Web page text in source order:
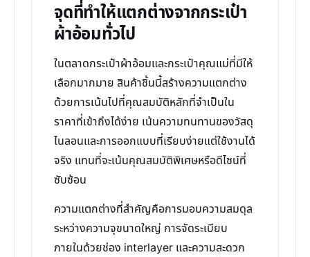
จุดที่ทำให้แตกต่างจากกระเป๋า
ผ้าอ้อมทั่วไป
ในตลาดกระเป๋าผ้าอ้อมและกระเป๋าคุณแม่ที่มีให้
เลือกมากมาย สินค้าชิ้นนี้สร้างความแตกต่าง
ด้วยการเน้นไปที่คุณสมบัติหลักที่จำเป็นใน
ราคาที่เข้าถึงได้ง่าย เน้นความทนทานของวัสดุ
ไนลอนและการออกแบบที่เรียบง่ายแต่ใช้งานได้
จริง แทนที่จะเน้นคุณสมบัติพิเศษหรือดีไซน์ที่
ซับซ้อน
ความแตกต่างที่สำคัญคือการมอบความสมดุล
ระหว่างความจุขนาดใหญ่ การจัดระเบียบ
ภายในด้วยช่อง interlayer และความสะดวก